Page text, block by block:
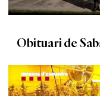
Obituari de